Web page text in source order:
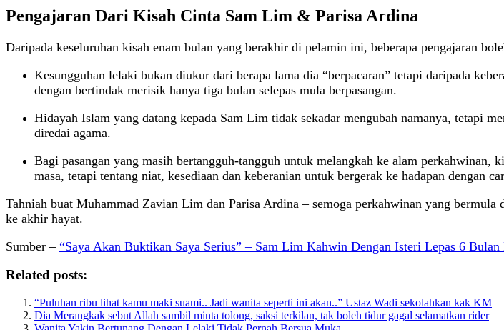
Pengajaran Dari Kisah Cinta Sam Lim & Parisa Ardina
Daripada keseluruhan kisah enam bulan yang berakhir di pelamin ini, beberapa pengajaran
Kesungguhan lelaki bukan diukur dari berapa lama dia “berpacaran” tetapi daripada
dengan bertindak merisik hanya tiga bulan selepas mula berpasangan.
Hidayah Islam yang datang kepada Sam Lim tidak sekadar mengubah namanya, tetapi
diredai agama.
Bagi pasangan yang masih bertangguh-tangguh untuk melangkah ke alam perkahwinan,
masa, tetapi tentang niat, kesediaan dan keberanian untuk bergerak ke hadapan dengan
Tahniah buat Muhammad Zavian Lim dan Parisa Ardina – semoga perkahwinan yang
ke akhir hayat.
Sumber – “Saya Akan Buktikan Saya Serius” – Sam Lim Kahwin Dengan Isteri Lepas 6 Bulan
Related posts:
“Puluhan ribu lihat kamu maki suami.. Jadi wanita seperti ini akan..” Ustaz Wadi sekolahkan kak KM
Dia Merangkak sebut Allah sambil minta tolong, saksi terkilan, tak boleh tidur gagal selamatkan rider